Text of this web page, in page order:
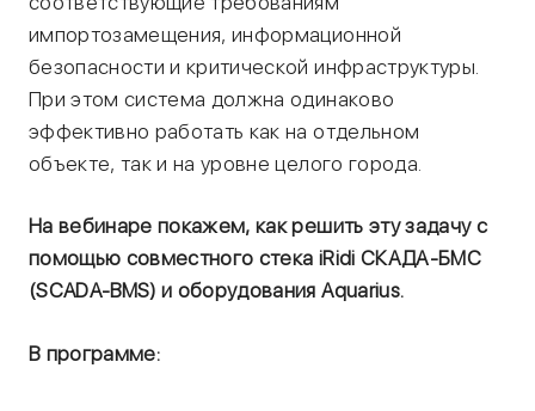
импортозамещения, информационной
безопасности и критической инфраструктуры.
При этом система должна одинаково
эффективно работать как на отдельном
объекте, так и на уровне целого города.
На вебинаре покажем, как решить эту задачу с
помощью совместного стека iRidi СКАДА-БМС
(SCADA-BMS) и оборудования Aquarius.
В программе: